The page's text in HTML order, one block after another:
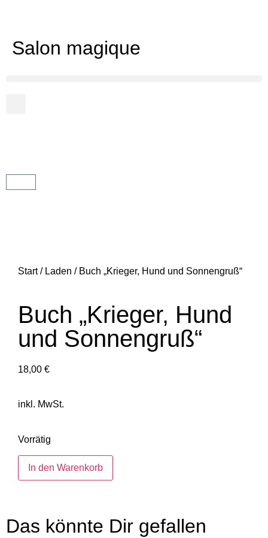
Salon magique
Start/ Laden / Buch „Krieger, Hund und Sonnengruß“
Buch „Krieger, Hund
und Sonnengruß“
18,00 €
inkl. MwSt.
Vorrätig
In den Warenkorb
Das könnte Dir gefallen